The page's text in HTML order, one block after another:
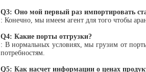
Q3: Оно мой первый раз импортировать
: Конечно, мы имеем агент для того чтобы
Q4: Какие порты отгрузки?
: В нормальных условиях, мы грузим от
потребностям.
Q5: Как насчет информации о ценах